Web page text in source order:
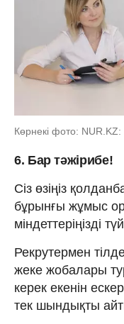
Көрнекі фото:
6. Бар тәжірибе!
Сіз өзіңіз
бұрынғы жұмыс
міндеттеріңізді
Рекрутермен
жеке жобалары
керек екенін
тек шындықты